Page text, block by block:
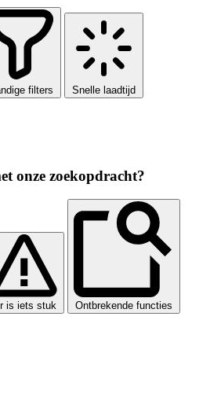
filters Snelle laadtijd
onze zoekopdracht?
is iets stuk Ontbrekende functies